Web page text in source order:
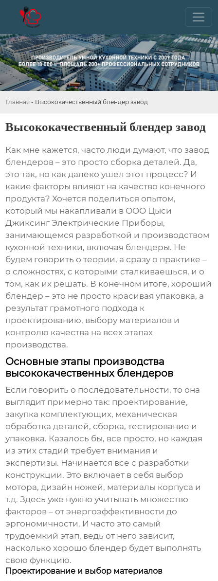
Главная - Высококачественный блендер завод
Высококачественный блендер завод
Как мне кажется, часто люди думают, чтозавод
блендеров – это просто сборка деталей. Да,
это так, но как далеко ушел этот процесс? И
какие факторы влияют на качество конечного
продукта? Хочется поделиться опытом,
который мы накапливали в ООО Цыси
Джиксинг Электрические Приборы,
занимающемся разработкой и производством
кухонной техники, включая блендеры. Не
будем говорить о теории, а сразу о практике –
о сложностях, с которыми сталкиваешься, и о
том, как их решать. В конечном итоге, хороший
блендер – это не просто красивая упаковка, а
результат грамотного подхода к
проектированию, выбору материалов и
контролю качества на всех этапах
производства.
Основные этапы производства
высококачественных блендеров
Если говорить о последовательности, то она
выглядит примерно так: проектирование,
закупка комплектующих, механическая
обработка деталей, сборка, тестирование и
упаковка. Казалось бы, все просто, но каждая
из этих стадий требует внимания и
экспертизы. Начинается все с разработки
конструкции. Это включает в себя выбор
мотора, дизайн ножей, материалы корпуса и
т.д. Здесь уже нужно учитывать множество
факторов – от энергоэффективности до
эргономичности. И часто это самый
трудоемкий этап, ведь от него зависит,
насколько хорошо блендер будет выполнять
свою функцию.
Проектирование и выбор материалов